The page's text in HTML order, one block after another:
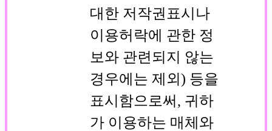
대한 저작권표시나
이용허락에 관한 정
보와 관련되지 않는
경우에는 제외) 등을
표시함으로써, 귀하
가 이용하는 매체와